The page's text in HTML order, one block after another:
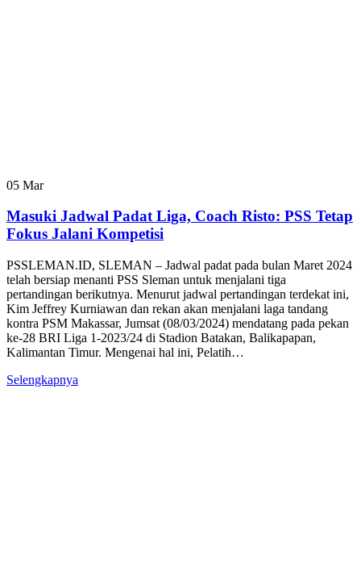
05 Mar
Masuki Jadwal Padat Liga, Coach Risto: PSS Tetap
Fokus Jalani Kompetisi
PSSLEMAN.ID, SLEMAN – Jadwal padat pada bulan Maret 2024
telah bersiap menanti PSS Sleman untuk menjalani tiga
pertandingan berikutnya. Menurut jadwal pertandingan terdekat ini,
Kim Jeffrey Kurniawan dan rekan akan menjalani laga tandang
kontra PSM Makassar, Jumsat (08/03/2024) mendatang pada pekan
ke-28 BRI Liga 1-2023/24 di Stadion Batakan, Balikapapan,
Kalimantan Timur. Mengenai hal ini, Pelatih…
Selengkapnya